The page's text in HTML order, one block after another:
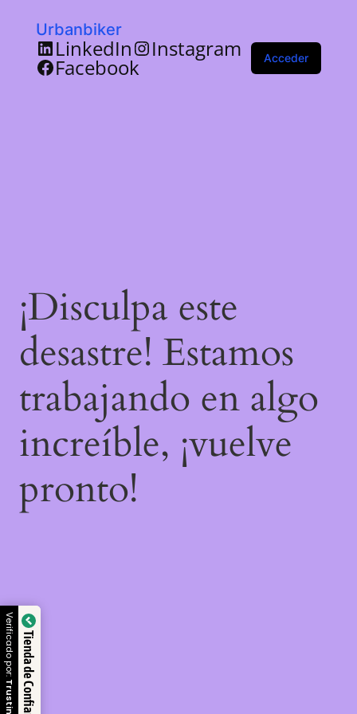
Urbanbiker
LinkedIn Instagram
Facebook Acceder
¡Disculpa este
desastre! Estamos
trabajando en algo
increíble, ¡vuelve
pronto!
Tienda de Confianza
Verificado por: